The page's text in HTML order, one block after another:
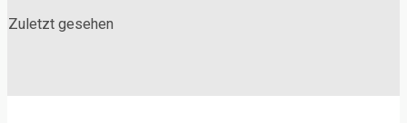
Zuletzt gesehen